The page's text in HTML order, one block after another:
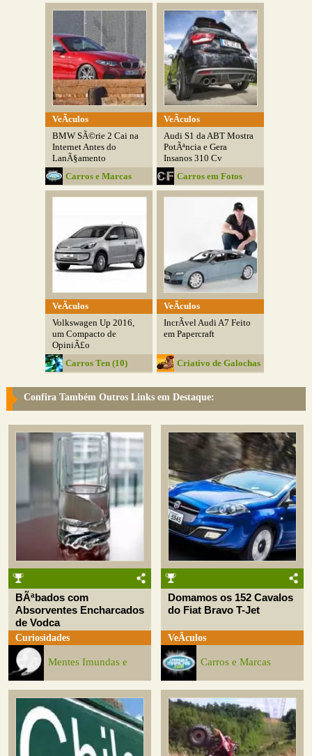
VeÃ­culos
BMW SÃ©rie 2 Cai na
Internet Antes do
LanÃ§amento
Carros e Marcas
VeÃ­culos
Audi S1 da ABT Mostra
PotÃªncia e Gera
Insanos 310 Cv
Carros em Fotos
VeÃ­culos
Volkswagen Up 2016,
um Compacto de
OpiniÃ£o
Carros Ten (10)
VeÃ­culos
IncrÃ­vel Audi A7 Feito
em Papercraft
Criativo de Galochas
Confira Também Outros Links em Destaque:
BÃªbados com
Absorventes Encharcados
de Vodca
Curiosidades
Mentes Imundas e
Domamos os 152 Cavalos
do Fiat Bravo T-Jet
VeÃ­culos
Carros e Marcas